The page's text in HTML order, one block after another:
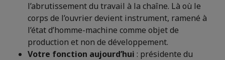
l’abrutissement du travail à la chaîne. Là où le
corps de l’ouvrier devient instrument, ramené à
l’état d’homme-machine comme objet de
production et non de développement.
Votre fonction aujourd’hui : présidente du